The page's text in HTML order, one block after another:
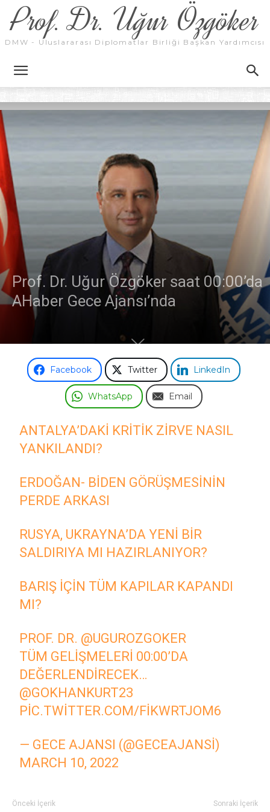
Prof. Dr. Uğur Özgöker
DMW - Uluslararası Diplomatlar Birliği Başkan Yardımcısı
Prof. Dr. Uğur Özgöker saat 00:00’da
AHaber Gece Ajansı’nda
Facebook Twitter LinkedIn
WhatsApp Email
ANTALYA’DAKI KRITIK ZIRVE NASIL
YANKILANDI?
ERDOĞAN- BIDEN GÖRÜŞMESININ
PERDE ARKASI
RUSYA, UKRAYNA’DA YENI BIR
SALDIRIYA MI HAZIRLANIYOR?
BARIŞ IÇIN TÜM KAPILAR KAPANDI
MI?
PROF. DR. @UGUROZGOKER
TÜM GELIŞMELERI 00:00’DA
DEĞERLENDIRECEK…
@GOKHANKURT23
PIC.TWITTER.COM/FIKWRTJOM6
— GECE AJANSI (@GECEAJANSI)
MARCH 10, 2022
Önceki İçerik Sonraki İçerik